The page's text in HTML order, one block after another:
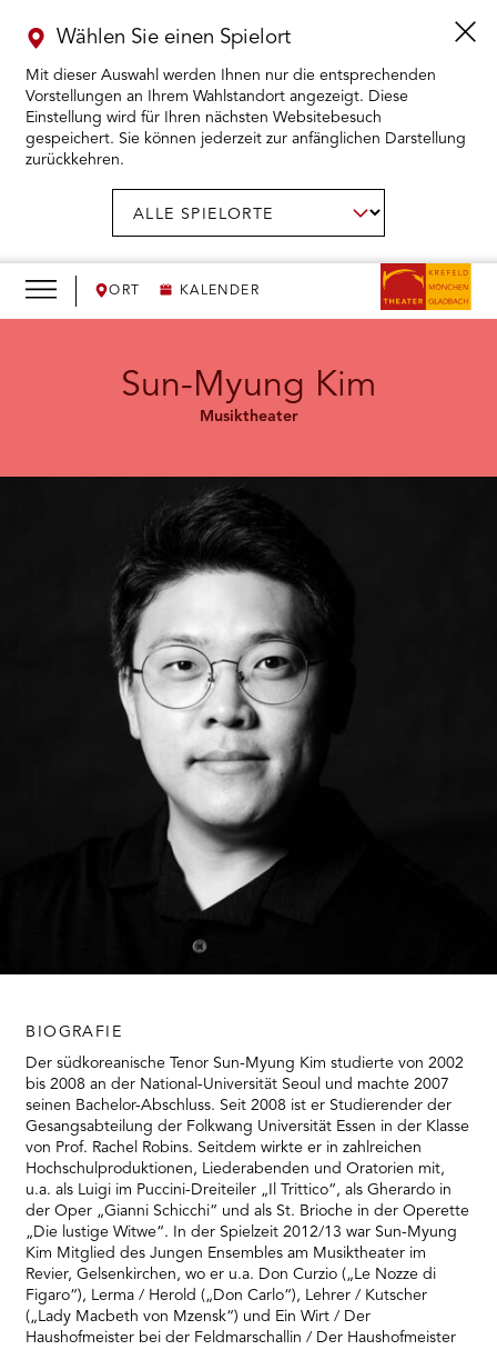
ORT KALENDER
Wählen Sie einen Spielort
Mit dieser Auswahl werden Ihnen nur die entsprechenden
Vorstellungen an Ihrem Wahlstandort angezeigt. Diese
Einstellung wird für Ihren nächsten Websitebesuch
gespeichert. Sie können jederzeit zur anfänglichen Darstellung
zurückkehren.
KARTENKAUF ÖFFNEN
WIR ÖFFNEN
DAS THEATER ÖFFNEN
Sun-Myung Kim
Musiktheater
BIOGRAFIE
Der südkoreanische Tenor Sun-Myung Kim studierte von 2002
bis 2008 an der National-Universität Seoul und machte 2007
seinen Bachelor-Abschluss. Seit 2008 ist er Studierender der
Gesangsabteilung der Folkwang Universität Essen in der Klasse
von Prof. Rachel Robins. Seitdem wirkte er in zahlreichen
Hochschulproduktionen, Liederabenden und Oratorien mit,
u.a. als Luigi im Puccini-Dreiteiler „Il Trittico“, als Gherardo in
der Oper „Gianni Schicchi“ und als St. Brioche in der Operette
„Die lustige Witwe“. In der Spielzeit 2012/13 war Sun-Myung
Kim Mitglied des Jungen Ensembles am Musiktheater im
Revier, Gelsenkirchen, wo er u.a. Don Curzio („Le Nozze di
Figaro“), Lerma / Herold („Don Carlo“), Lehrer / Kutscher
(„Lady Macbeth von Mzensk“) und Ein Wirt / Der
Haushofmeister bei der Feldmarschallin / Der Haushofmeister